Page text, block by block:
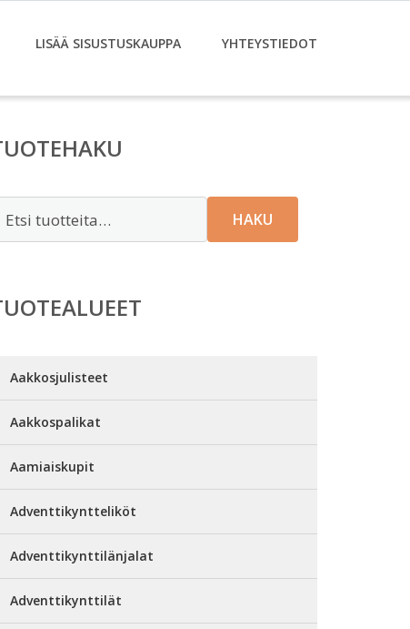
LISÄÄ SISUSTUSKAUPPA YHTEYSTIEDOT
HAKU
Aakkosjulisteet
Aakkospalikat
Aamiaiskupit
Adventtikyntteliköt
Adventtikynttilänjalat
Adventtikynttilät